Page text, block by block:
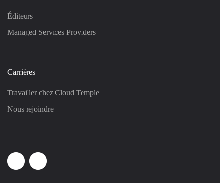
Éditeurs
Managed Services Providers
Carrières
Travailler chez Cloud Temple
Nous rejoindre
LinkedinYoutube